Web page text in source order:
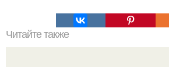
Читайте также